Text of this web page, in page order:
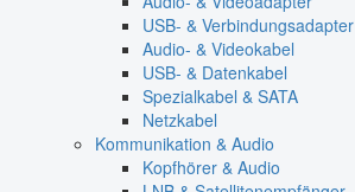
USB- & Verbindungsadapter
Audio- & Videokabel
USB- & Datenkabel
Spezialkabel & SATA
Netzkabel
Kommunikation & Audio
Kopfhörer & Audio